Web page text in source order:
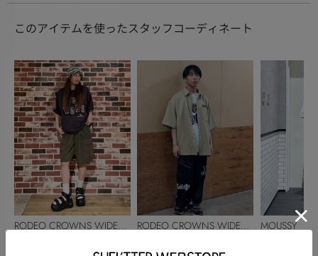
このアイテムを使ったスタッフコーディネート
RODEO CROWNS WIDE
RODEO CROWNS WIDE
MOUSSY